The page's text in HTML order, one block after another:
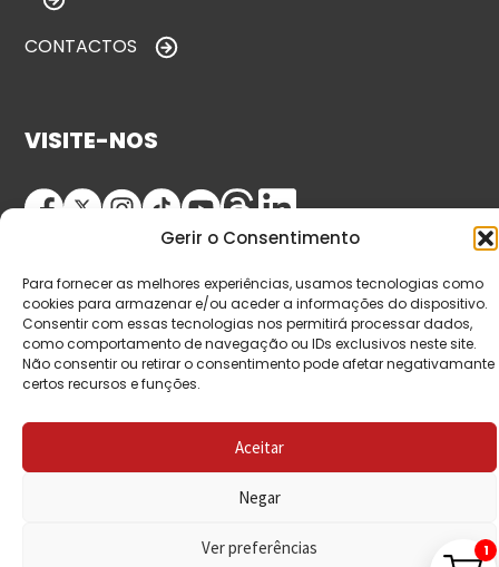
Gerir o Consentimento
Para fornecer as melhores experiências, usamos tecnologias como
cookies para armazenar e/ou aceder a informações do dispositivo.
Consentir com essas tecnologias nos permitirá processar dados,
como comportamento de navegação ou IDs exclusivos neste site.
Não consentir ou retirar o consentimento pode afetar negativamante
certos recursos e funções.
Aceitar
Negar
Ver preferências
CONTACTOS
VISITE-NOS
© Copyright 2026 Saída de Emergência. Todos os
direitos reservados.
1